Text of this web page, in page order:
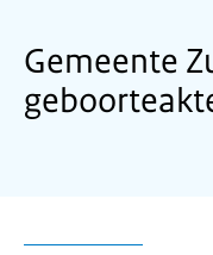
Gemeente